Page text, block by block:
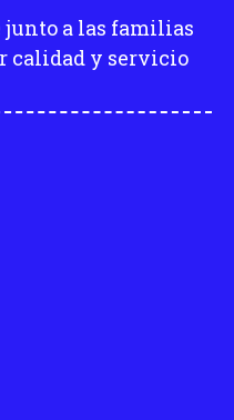
a las familias
calidad y servicio